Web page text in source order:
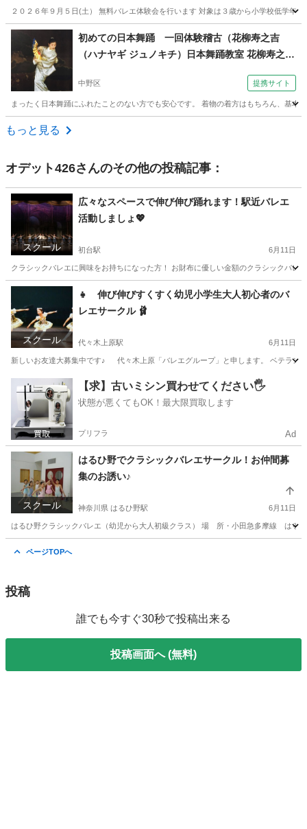
２０２６年９月５日(土） 無料バレエ体験会を行います 対象は３歳から小学校低学年
東京 小平市 花小金井駅 バレエ クラス
初めての日本舞踊 一回体験稽古（花柳寿之吉
（ハナヤギ ジュノキチ）日本舞踊教室 花柳寿之
中野区 提携サイト
まったく日本舞踊にふれたことのない方でも安心です。 着物の着方はもちろん、基
東京 中野区
もっと見る
オデット426さんのその他の投稿記事：
スクール
広々なスペースで伸び伸び踊れます！駅近バレエ
活動しましょ💖
初台駅 6月11日
クラシックバレエに興味をお持ちになった方！ お財布に優しい金額のクラシックバ
東京 渋谷区 初台駅 バレエ 大人
スクール
👧 伸び伸びすくすく幼児小学生大人初心者のバ
レエサークル 🩰
代々木上原駅 6月11日
新しいお友達大募集中です♪ 代々木上原「バレエグループ」と申します。 ベテラン
東京 渋谷区 代々木上原駅 バレエ サークル
【求】古いミシン買わせてください🖐️
状態が悪くてもOK！最大限買取します
プリフラ Ad
スクール
はるひ野でクラシックバレエサークル！お仲間募
集のお誘い♪
神奈川県 はるひ野駅 6月11日
はるひ野クラシックバレエ（幼児から大人初級クラス） 場 所・小田急多摩線
ページTOPへ
投稿
誰でも今すぐ30秒で投稿出来る
投稿画面へ (無料)